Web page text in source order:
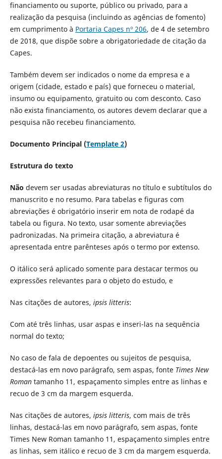
financiamento ou suporte, público ou privado, para a
realização da pesquisa (incluindo as agências de fomento)
em cumprimento à Portaria Capes nº 206, de 4 de setembro
de 2018, que dispõe sobre a obrigatoriedade de citação da
Capes.
Também devem ser indicados o nome da empresa e a
origem (cidade, estado e país) que forneceu o material,
insumo ou equipamento, gratuito ou com desconto. Caso
não exista financiamento, os autores devem declarar que a
pesquisa não recebeu financiamento.
Documento Principal (Template 2)
Estrutura do texto
Não devem ser usadas abreviaturas no título e subtítulos do
manuscrito e no resumo. Para tabelas e figuras com
abreviações é obrigatório inserir em nota de rodapé da
tabela ou figura. No texto, usar somente abreviações
padronizadas. Na primeira citação, a abreviatura é
apresentada entre parênteses após o termo por extenso.
O itálico será aplicado somente para destacar termos ou
expressões relevantes para o objeto do estudo, e
Nas citações de autores, ipsis litteris:
Com até três linhas, usar aspas e inseri-las na sequência
normal do texto;
No caso de fala de depoentes ou sujeitos de pesquisa,
destacá-las em novo parágrafo, sem aspas, fonte Times New
Romantamanho 11, espaçamento simples entre as linhas e
recuo de 3 cm da margem esquerda.
Nas citações de autores, ipsis litteris, com mais de três
linhas, destacá-las em novo parágrafo, sem aspas, fonte
Times New Roman tamanho 11, espaçamento simples entre
as linhas, sem itálico e recuo de 3 cm da margem esquerda.